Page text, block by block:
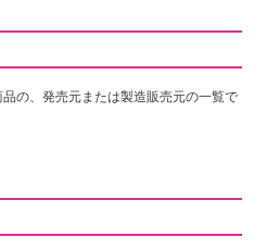
の、発売元または製造販売元の一覧で